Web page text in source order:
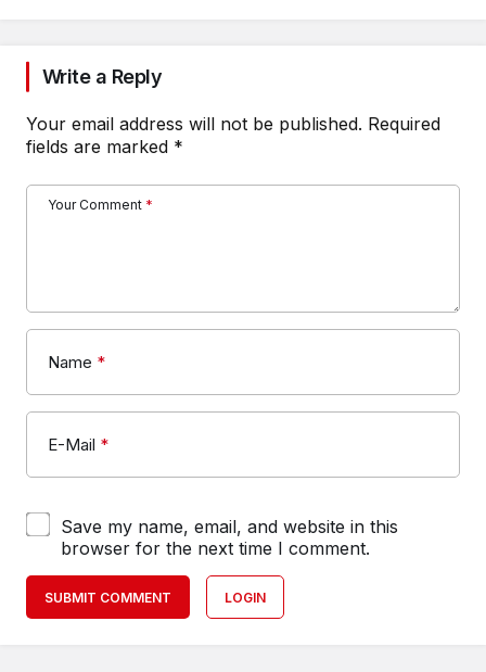
Write a Reply
Your email address will not be published. Required
fields are marked *
Your Comment *
Name *
E-Mail *
Save my name, email, and website in this
browser for the next time I comment.
SUBMIT COMMENT LOGIN